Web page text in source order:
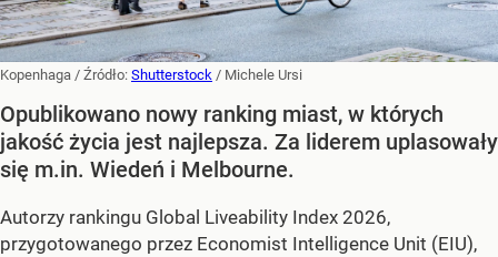
Kopenhaga / Źródło: Shutterstock / Michele Ursi
Opublikowano nowy ranking miast, w których
jakość życia jest najlepsza. Za liderem uplasowały
się m.in. Wiedeń i Melbourne.
Autorzy rankingu Global Liveability Index 2026,
przygotowanego przez Economist Intelligence Unit (EIU),